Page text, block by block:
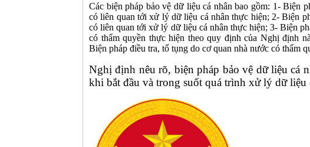
Các biện pháp bảo vệ dữ liệu cá nhân bao gồm: 1- Biện
có liên quan tới xử lý dữ liệu cá nhân thực hiện; 2- Biện
có liên quan tới xử lý dữ liệu cá nhân thực hiện; 3- Biện
có thẩm quyền thực hiện theo quy định của Nghị định
Biện pháp điều tra, tố tụng do cơ quan nhà nước có thẩm
Nghị định nêu rõ, biện pháp bảo vệ dữ liệu cá
khi bắt đầu và trong suốt quá trình xử lý dữ liệu